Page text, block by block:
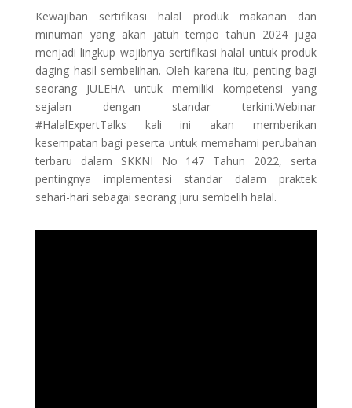
Kewajiban sertifikasi halal produk makanan dan
minuman yang akan jatuh tempo tahun 2024 juga
menjadi lingkup wajibnya sertifikasi halal untuk produk
daging hasil sembelihan. Oleh karena itu, penting bagi
seorang JULEHA untuk memiliki kompetensi yang
sejalan dengan standar terkini.Webinar
#HalalExpertTalks kali ini akan memberikan
kesempatan bagi peserta untuk memahami perubahan
terbaru dalam SKKNI No 147 Tahun 2022, serta
pentingnya implementasi standar dalam praktek
sehari-hari sebagai seorang juru sembelih halal.